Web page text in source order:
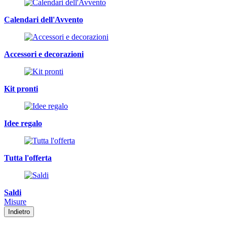
Calendari dell'Avvento
Accessori e decorazioni
Kit pronti
Idee regalo
Tutta l'offerta
Saldi
Misure
Indietro